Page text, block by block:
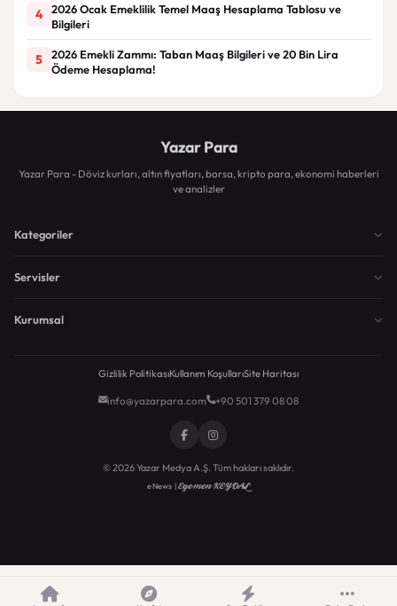
4
2026 Ocak Emeklilik Temel Maaş Hesaplama Tablosu ve
Bilgileri
5
2026 Emekli Zammı: Taban Maaş Bilgileri ve 20 Bin Lira
Ödeme Hesaplama!
Yazar Para
Yazar Para - Döviz kurları, altın fiyatları, borsa, kripto para, ekonomi haberleri
ve analizler
Kategoriler
Servisler
Kurumsal
Gizlilik PolitikasıKullanım KoşullarıSite Haritası
info@yazarpara.com +90 501 379 08 08
© 2026 Yazar Medya A.Ş. Tüm hakları saklıdır.
eNews |Egemen KEYDAL